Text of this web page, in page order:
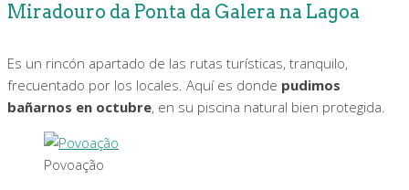
Miradouro da Ponta da Galera na Lagoa
Es un rincón apartado de las rutas turísticas, tranquilo,
frecuentado por los locales. Aquí es donde pudimos
bañarnos en octubre, en su piscina natural bien protegida.
Povoação